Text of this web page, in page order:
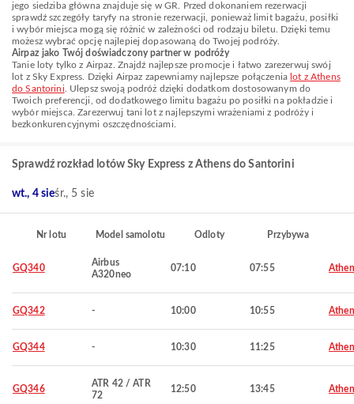
jego siedziba główna znajduje się w GR. Przed dokonaniem rezerwacji
sprawdź szczegóły taryfy na stronie rezerwacji, ponieważ limit bagażu, posiłki
i wybór miejsca mogą się różnić w zależności od rodzaju biletu. Dzięki temu
możesz wybrać opcję najlepiej dopasowaną do Twojej podróży.
Airpaz jako Twój doświadczony partner w podróży
Tanie loty tylko z Airpaz. Znajdź najlepsze promocje i łatwo zarezerwuj swój
lot z Sky Express. Dzięki Airpaz zapewniamy najlepsze połączenia lot z Athens
do Santorini . Ulepsz swoją podróż dzięki dodatkom dostosowanym do
Twoich preferencji, od dodatkowego limitu bagażu po posiłki na pokładzie i
wybór miejsca. Zarezerwuj tani lot z najlepszymi wrażeniami z podróży i
bezkonkurencyjnymi oszczędnościami.
Sprawdź rozkład lotów Sky Express z Athens do Santorini
wt., 4 sieśr., 5 sie
Nr lotu Model samolotu Odloty Przybywa
GQ340
Airbus
A320neo
07:10 07:55
GQ342 - 10:00 10:55
GQ344 - 10:30 11:25
GQ346
ATR 42 / ATR
72
12:50 13:45